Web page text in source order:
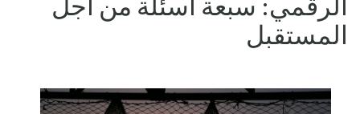
المستقبل